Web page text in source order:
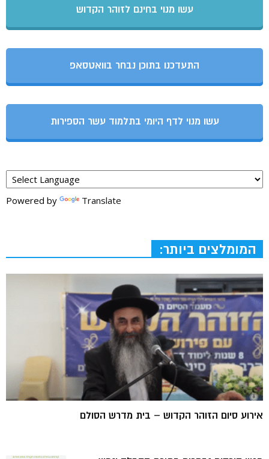
עשו מנוי בחינם לזוהר הקדוש
התעדכנו בתוכן נבחר בוואטסאפ
עשו מנוי לדף היומי בתלמוד עשר הספירות
Powered by Translate
המומלצים ביותר:
אירוע סיום הזוהר הקדוש – בית מדרש הסולם